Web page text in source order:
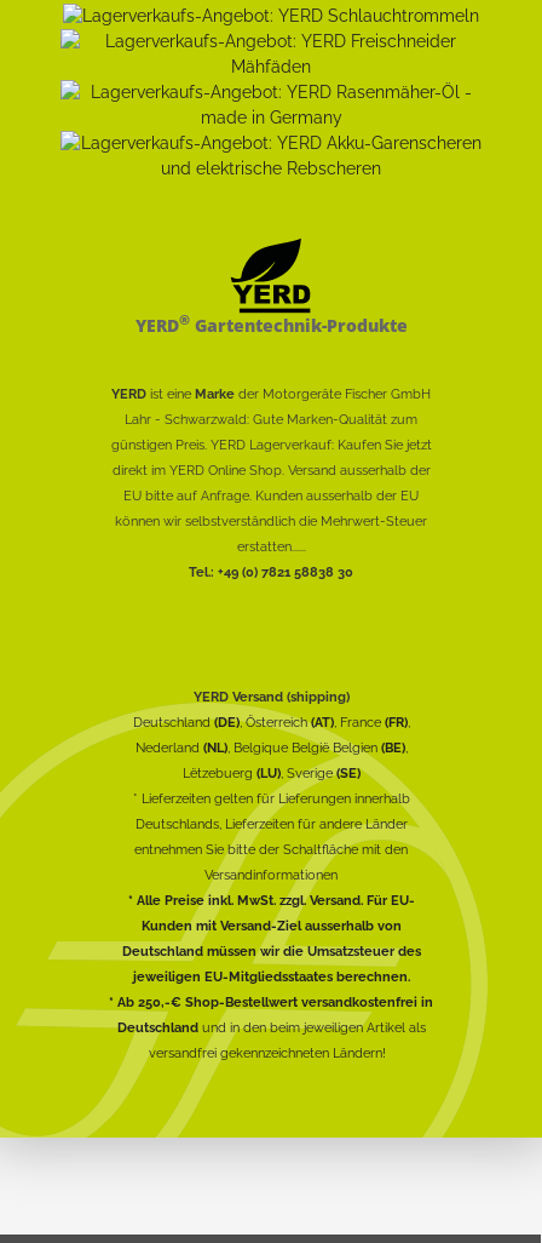
YERD®Gartentechnik-Produkte
YERD ist eine Marke der Motorgeräte Fischer GmbH
Lahr - Schwarzwald: Gute Marken-Qualität zum
günstigen Preis. YERD Lagerverkauf: Kaufen Sie jetzt
direkt im YERD Online Shop. Versand ausserhalb der
EU bitte auf Anfrage. Kunden ausserhalb der EU
können wir selbstverständlich die Mehrwert-Steuer
erstatten......
Tel.: +49 (0) 7821 58838 30
YERD Versand (shipping)
Deutschland(DE), Österreich(AT), France (FR),
Nederland (NL), Belgique België Belgien (BE),
Lëtzebuerg (LU), Sverige(SE)
* Lieferzeiten gelten für Lieferungen innerhalb
Deutschlands, Lieferzeiten für andere Länder
entnehmen Sie bitte der Schaltfläche mit den
Versandinformationen
* Alle Preise inkl. MwSt. zzgl. Versand. Für EU-
Kunden mit Versand-Ziel ausserhalb von
Deutschland müssen wir die Umsatzsteuer des
jeweiligen EU-Mitgliedsstaates berechnen.
* Ab 250,-€ Shop-Bestellwert versandkostenfrei in
Deutschlandund in den beim jeweiligen Artikel als
versandfrei gekennzeichneten Ländern!